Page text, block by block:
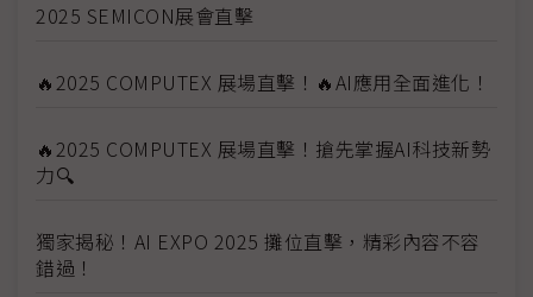
2025 SEMICON展會直擊
🔥2025 COMPUTEX 展場直擊！🔥AI應用全面進化！
🔥2025 COMPUTEX 展場直擊！搶先掌握AI科技新勢
力🔍
獨家揭秘！AI EXPO 2025 攤位直擊，精彩內容不容
錯過！